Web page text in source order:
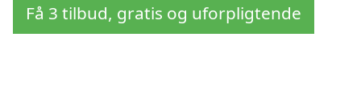
Få 3 tilbud, gratis og uforpligtende